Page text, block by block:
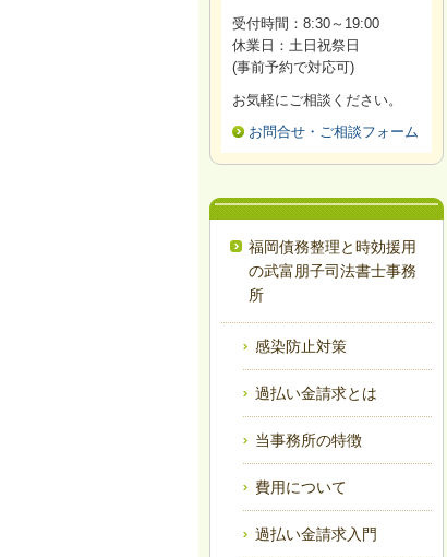
受付時間：8:30～19:00
休業日：土日祝祭日
(事前予約で対応可)
お気軽にご相談ください。
お問合せ・ご相談フォーム
福岡債務整理と時効援用
の武富朋子司法書士事務
所
感染防止対策
過払い金請求とは
当事務所の特徴
費用について
過払い金請求入門